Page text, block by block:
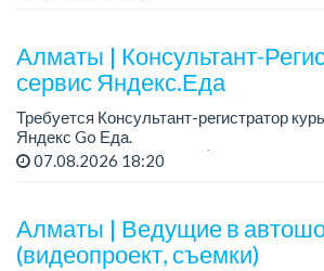
Алматы | Консультант-
сервис Яндекс.Еда
Требуется Консультант-регистратор
Яндекс Go Еда.
Условия: работа в офисе (Абылай хана -
07.08.2026 18:20
Алматы | Ведущие в
(видеопроект, съемки)